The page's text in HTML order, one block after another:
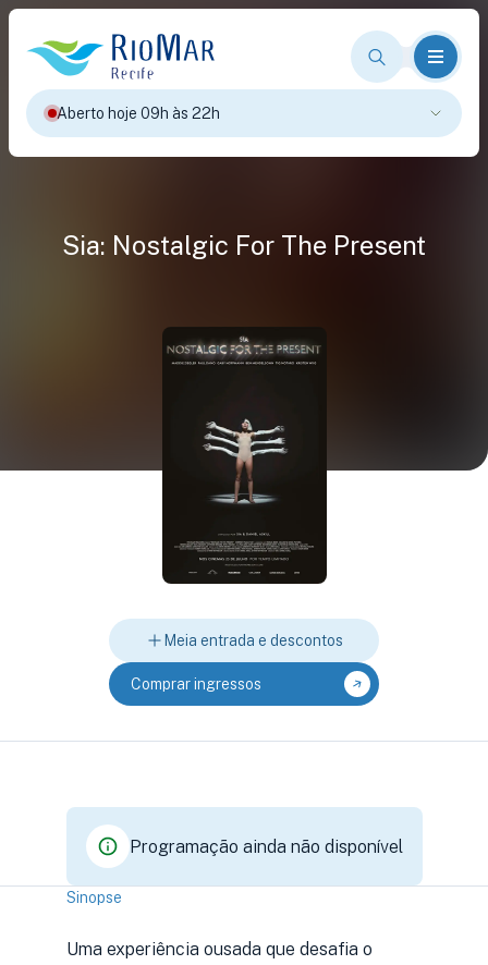
Aberto hoje 09h às 22h
Sia: Nostalgic For The Present
Meia entrada e descontos
Comprar ingressos
Programação ainda não disponível
Sinopse
Uma experiência ousada que desafia o